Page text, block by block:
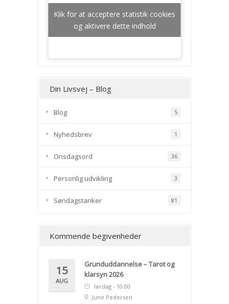
Klik for at acceptere statistik cookies
og aktivere dette indhold
Din Livsvej – Blog
Blog 5
Nyhedsbrev 1
Onsdagsord 36
Personlig udvikling 3
Søndagstanker 81
Kommende begivenheder
15
AUG
Grunduddannelse – Tarot og
klarsyn 2026
lørdag - 10:00
June Pedersen